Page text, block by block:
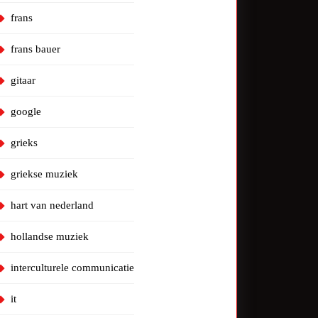
frans
frans bauer
gitaar
google
grieks
griekse muziek
hart van nederland
hollandse muziek
interculturele communicatie
it